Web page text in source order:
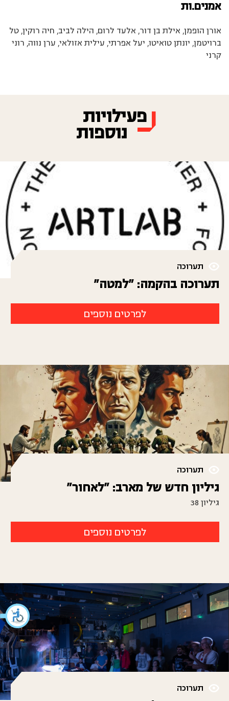
אמנים.ות
אורן הופמן, אילת בן דור, אלעד לרום, הילה לביב, חיה רוקין, טל
ברויטמן, יונתן טואיטו, יעל אפרתי, עילית אזולאי, ערן נווה, רוני
קרני
פעילויות
נוספות
תערוכה
תערוכה בהקמה: "למטה"
לפרטים נוספים
תערוכה
גיליון חדש של מארב: "לאחור"
גיליון 38
לפרטים נוספים
תערוכה